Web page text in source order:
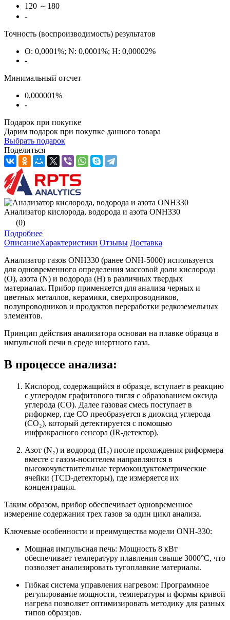
120 ～180
-
Точность (воспроизводимость) результатов
O: 0,0001%; N: 0,0001%; H: 0,00002%
-
Минимальный отсчет
0,000001%
-
Подарок при покупке
Дарим подарок при покупке данного товара
Выбрать подарок
Поделиться
Анализатор кислорода, водорода и азота ONH330
(0)
Подробнее
ОписаниеХарактеристики Отзывы Доставка
Анализатор газов ONH330 (ранее ONH-5000) используется
для одновременного определения массовой доли кислорода
(O), азота (N) и водорода (H) в различных твердых
материалах. Прибор применяется для анализа черных и
цветных металлов, керамики, сверхпроводников,
полупроводников и продуктов переработки редкоземельных
элементов.
Принцип действия анализатора основан на плавке образца в
импульсной печи в среде инертного газа.
В процессе анализа:
Кислород, содержащийся в образце, вступает в реакцию
с углеродом графитового тигля с образованием оксида
углерода (CO). Далее газовая смесь поступает в
риформер, где CO преобразуется в диоксид углерода
(CO₂), который детектируется с помощью
инфракрасного сенсора (IR-детектор).
Азот (N₂) и водород (H₂) после прохождения риформера
вместе с газом-носителем направляются в
высокочувствительные термокондуктометрические
ячейки (TCD-детекторы), где измеряется их
концентрация.
Таким образом, прибор обеспечивает одновременное
измерение содержания трех газов за один цикл анализа.
Ключевые особенности и преимущества модели ONH-330:
Мощная импульсная печь: Мощность 8 кВт
обеспечивает температуру плавления свыше 3000°C, что
позволяет анализировать тугоплавкие материалы.
Гибкая система управления нагревом: Программное
регулирование мощности, температуры и формы кривой
нагрева позволяет оптимизировать методику для разных
типов образцов.